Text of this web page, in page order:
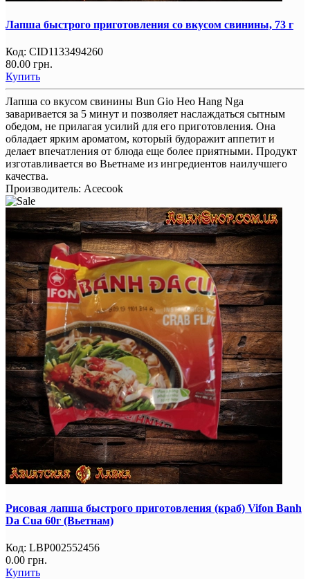
Лапша быстрого приготовления со вкусом свинины, 73 г
Код: CID1133494260
80.00 грн.
Купить
Лапша со вкусом свинины Bun Gio Heo Hang Nga
заваривается за 5 минут и позволяет наслаждаться сытным
обедом, не прилагая усилий для его приготовления. Она
обладает ярким ароматом, который будоражит аппетит и
делает впечатления от блюда еще более приятными. Продукт
изготавливается во Вьетнаме из ингредиентов наилучшего
качества.
Производитель: Acecook
Рисовая лапша быстрого приготовления (краб) Vifon Banh
Da Cua 60г (Вьетнам)
Код: LBP002552456
0.00 грн.
Купить